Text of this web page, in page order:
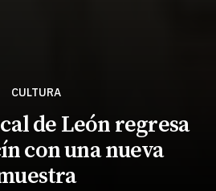
CULTURA
de León regresa
con una nueva